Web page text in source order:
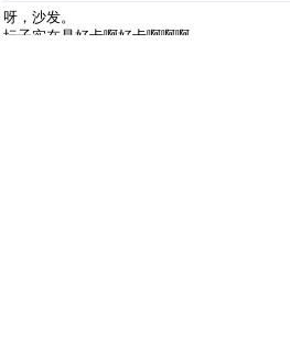
呀，沙发。
坛子实在是好卡啊好卡啊啊啊。。。。。